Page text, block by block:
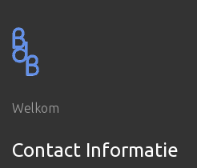
Welkom
Contact Informatie